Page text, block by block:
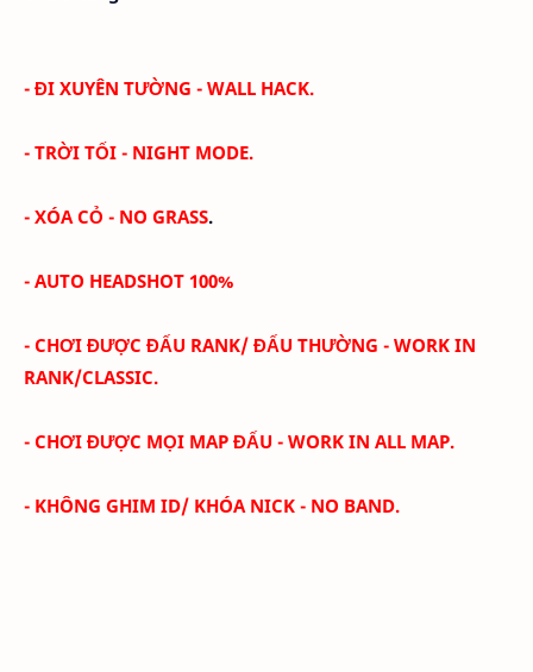
- ĐI XUYÊN TƯỜNG - WALL HACK.
- TRỜI TỐI - NIGHT MODE.
- XÓA CỎ - NO GRASS.
- AUTO HEADSHOT 100%
- CHƠI ĐƯỢC ĐẤU RANK/ ĐẤU THƯỜNG - WORK IN
RANK/CLASSIC.
- CHƠI ĐƯỢC MỌI MAP ĐẤU - WORK IN ALL MAP.
- KHÔNG GHIM ID/ KHÓA NICK - NO BAND.